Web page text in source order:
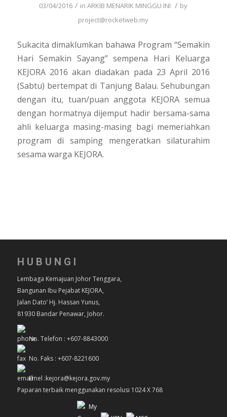
03/04/2016 / inARKIB MENARIK MINGGU INI / by
project@rocketweb.my
Sukacita dimaklumkan bahawa Program “Semakin
Hari Semakin Sayang” sempena Hari Keluarga
KEJORA 2016 akan diadakan pada 23 April 2016
(Sabtu) bertempat di Tanjung Balau. Sehubungan
dengan itu, tuan/puan anggota KEJORA semua
dengan hormatnya dijemput hadir bersama-sama
ahli keluarga masing-masing bagi memeriahkan
program di samping mengeratkan silaturahim
sesama warga KEJORA.
HUBUNGI
Lembaga Kemajuan Johor Tenggara,
Bangunan Ibu Pejabat KEJORA,
Jalan Dato’ Hj. Hassan Yunus,
81930 Bandar Penawar, Johor.
No. Telefon : +607-8843000
No. Faks : +607-8221600
Emel :kejora@kejora.gov.my
Paparan terbaik menggunakan resolusi 1024 X 768